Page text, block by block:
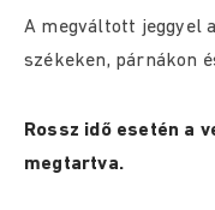
A megváltott jeggyel
székeken, párnákon
Rossz idő esetén a
megtartva.